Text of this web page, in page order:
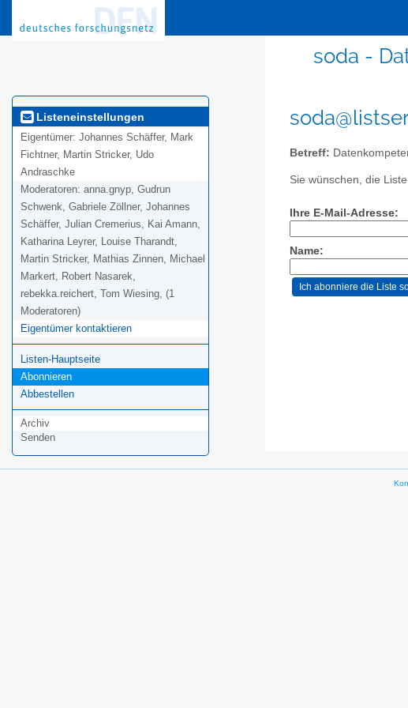
soda -
Listeneinstellungen
Eigentümer: Johannes Schäffer, Mark
Fichtner, Martin Stricker, Udo
Andraschke
Moderatoren: anna.gnyp, Gudrun
Schwenk, Gabriele Zöllner, Johannes
Schäffer, Julian Cremerius, Kai Amann,
Katharina Leyrer, Louise Tharandt,
Martin Stricker, Mathias Zinnen, Michael
Markert, Robert Nasarek,
rebekka.reichert, Tom Wiesing, (1
Moderatoren)
Eigentümer kontaktieren
Listen-Hauptseite
Abonnieren
Abbestellen
Archiv
Senden
Betreff:
Sie wünschen, die
Ihre E-Mail-Adresse:
Name: